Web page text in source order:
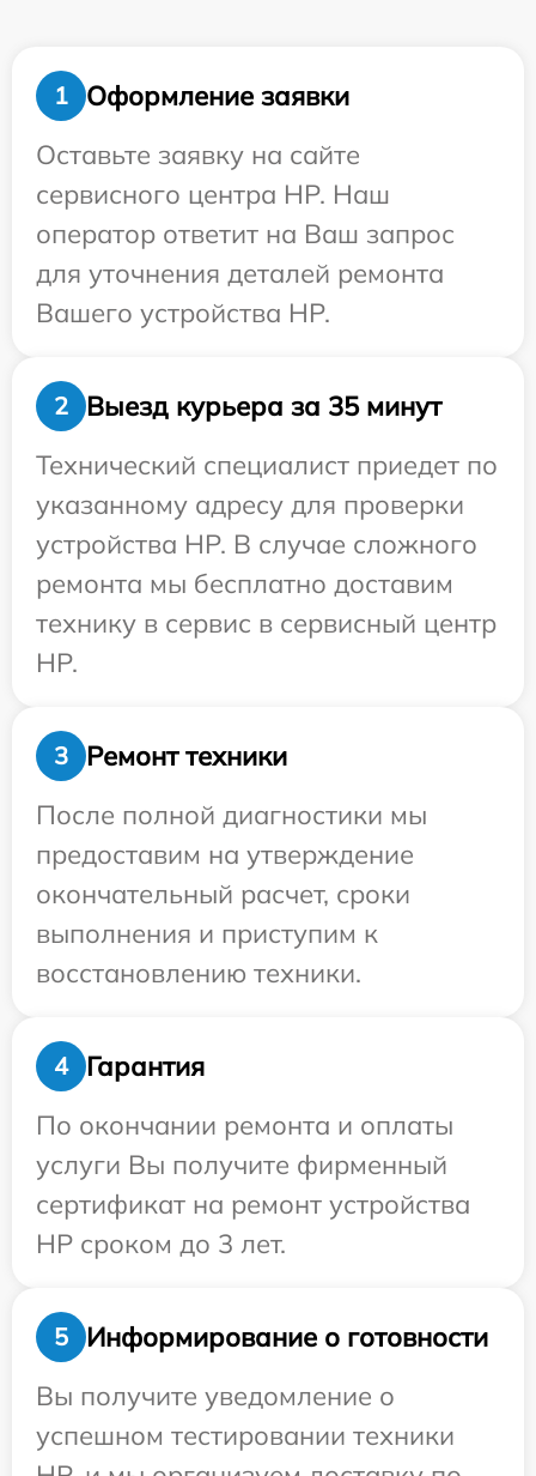
1
Оформление заявки
Оставьте заявку на сайте
сервисного центра HP. Наш
оператор ответит на Ваш запрос
для уточнения деталей ремонта
Вашего устройства HP.
2
Выезд курьера за 35 минут
Технический специалист приедет по
указанному адресу для проверки
устройства HP. В случае сложного
ремонта мы бесплатно доставим
технику в сервис в сервисный центр
HP.
3
Ремонт техники
После полной диагностики мы
предоставим на утверждение
окончательный расчет, сроки
выполнения и приступим к
восстановлению техники.
4
Гарантия
По окончании ремонта и оплаты
услуги Вы получите фирменный
сертификат на ремонт устройства
HP сроком до 3 лет.
5
Информирование о готовности
Вы получите уведомление о
успешном тестировании техники